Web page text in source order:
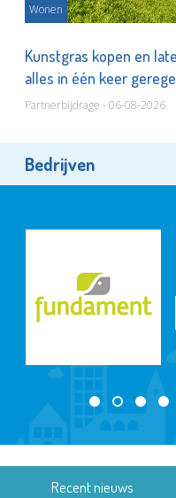
Wonen
Kunstgras kopen en
alles in één keer
Partnerbijdrage - 06-08-2026
Bedrijven
Recent nieuws